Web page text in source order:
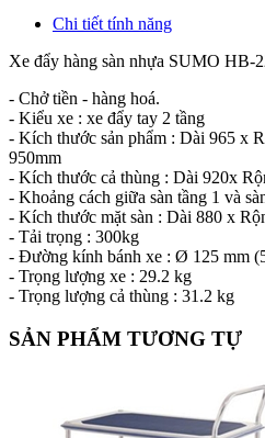
Chi tiết tính năng
Xe đẩy hàng sàn nhựa SUMO HB-
- Chở tiền - hàng hoá.
- Kiểu xe : xe đẩy tay 2 tầng
- Kích thước sản phẩm : Dài 965 x
950mm
- Kích thước cả thùng : Dài 920x
- Khoảng cách giữa sàn tầng 1 và
- Kích thước mặt sàn : Dài 880 x
- Tải trọng : 300kg
- Đường kính bánh xe : Ø 125 mm
- Trọng lượng xe : 29.2 kg
- Trọng lượng cả thùng : 31.2 kg
SẢN PHẨM TƯƠNG TỰ